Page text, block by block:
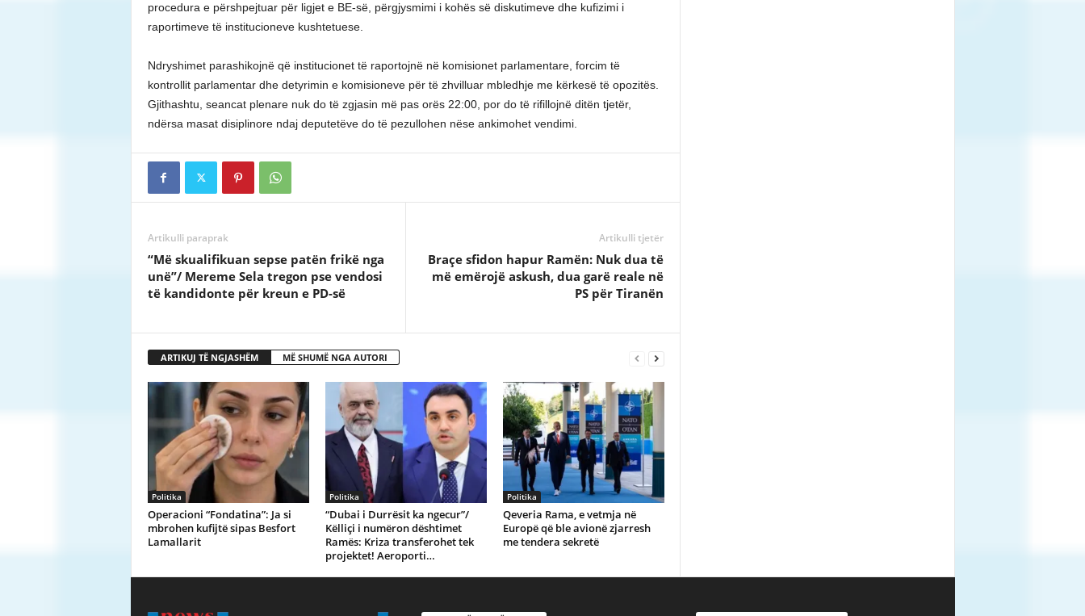
procedura e përshpejtuar për ligjet e BE-së, përgjysmimi i kohës së diskutimeve dhe kufizimi i
raportimeve të institucioneve kushtetuese.
Ndryshimet parashikojnë që institucionet të raportojnë në komisionet parlamentare, forcim të
kontrollit parlamentar dhe detyrimin e komisioneve për të zhvilluar mbledhje me kërkesë të opozitës.
Gjithashtu, seancat plenare nuk do të zgjasin më pas orës 22:00, por do të rifillojnë ditën tjetër,
ndërsa masat disiplinore ndaj deputetëve do të pezullohen nëse ankimohet vendimi.
Artikulli paraprak
“Më skualifikuan sepse patën frikë nga
unë”/ Mereme Sela tregon pse vendosi
të kandidonte për kreun e PD-së
Artikulli tjetër
Braçe sfidon hapur Ramën: Nuk dua të
më emërojë askush, dua garë reale në
PS për Tiranën
ARTIKUJ TË NGJASHËM MË SHUMË NGA AUTORI
Politika
Operacioni “Fondatina”: Ja si
mbrohen kufijtë sipas Besfort
Lamallarit
Politika
“Dubai i Durrësit ka ngecur”/
Këlliçi i numëron dështimet
Ramës: Kriza transferohet tek
projektet! Aeroporti…
Politika
Qeveria Rama, e vetmja në
Europë që ble avionë zjarresh
me tendera sekretë